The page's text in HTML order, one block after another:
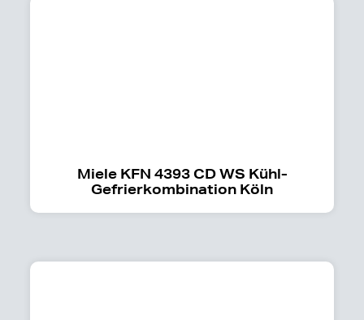
Miele KFN 4393 CD WS Kühl-
Gefrierkombination Köln